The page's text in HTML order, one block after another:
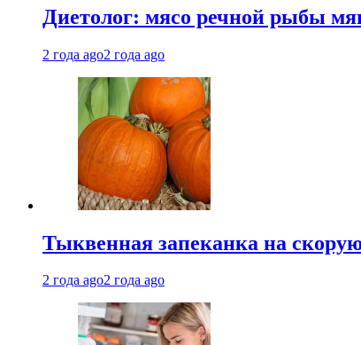
Диетолог: мясо речной рыбы
2 года ago2 года ago
Тыквенная запеканка на
2 года ago2 года ago